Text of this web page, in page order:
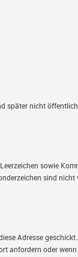
später nicht
sowie
sind nicht
Adresse
anfordern oder